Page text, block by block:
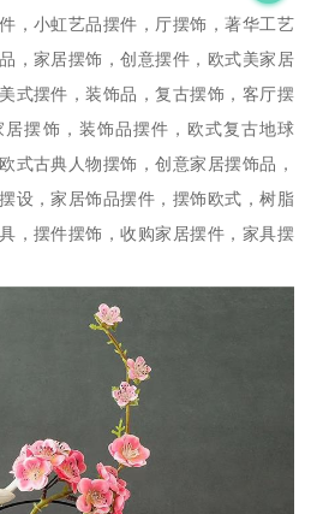
，小虹艺品摆件，厅摆饰，著华工艺
，家居摆饰，创意摆件，欧式美家居
式摆件，装饰品，复古摆饰，客厅摆
摆饰，装饰品摆件，欧式复古地球
式古典人物摆饰，创意家居摆饰品，
设，家居饰品摆件，摆饰欧式，树脂
，摆件摆饰，收购家居摆件，家具摆